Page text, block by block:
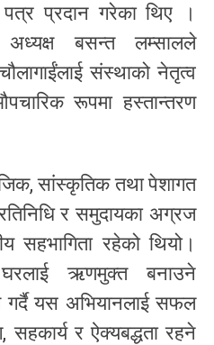
पत्र प्रदान गरेका थिए ।
अध्यक्ष बसन्त लम्सालले
संस्थाको नेतृत्व
रूपमा हस्तान्तरण
सांस्कृतिक तथा पेशागत
र समुदायका अग्रज
सहभागिता रहेको थियो।
ऋणमुक्त बनाउने
यस अभियानलाई सफल
र ऐक्यबद्धता रहने